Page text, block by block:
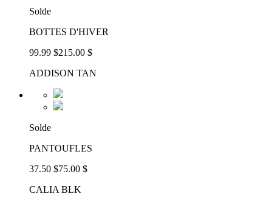
Solde
BOTTES D'HIVER
99.99 $215.00 $
ADDISON TAN
Solde
PANTOUFLES
37.50 $75.00 $
CALIA BLK